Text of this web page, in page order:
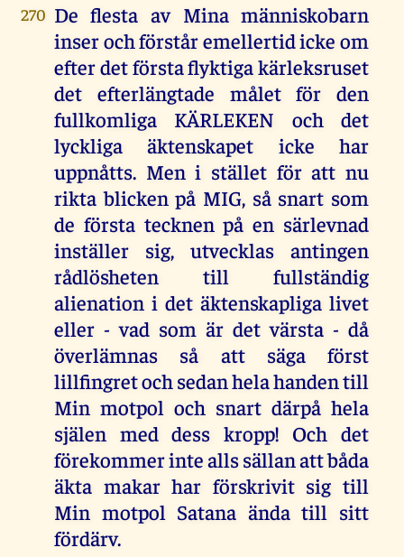
270 De flesta av Mina människobarn
inser och förstår emellertid icke om
efter det första flyktiga kärleksruset
det efterlängtade målet för den
fullkomliga KÄRLEKEN och det
lyckliga äktenskapet icke har
uppnåtts. Men i stället för att nu
rikta blicken på MIG, så snart som
de första tecknen på en särlevnad
inställer sig, utvecklas antingen
rådlösheten till fullständig
alienation i det äktenskapliga livet
eller - vad som är det värsta - då
överlämnas så att säga först
lillfingret och sedan hela handen till
Min motpol och snart därpå hela
själen med dess kropp! Och det
förekommer inte alls sällan att båda
äkta makar har förskrivit sig till
Min motpol Satana ända till sitt
fördärv.